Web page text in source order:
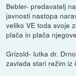
Bebler- predavatelj
javnosti nastopa
veliko VE toda svoje
plača in plača
Grizold- lutka dr.
zavlada stari režim iz